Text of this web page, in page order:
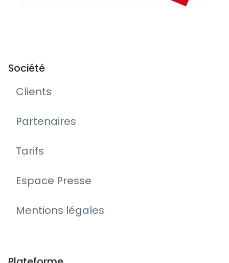
Société
Clients
Partenaires
Tarifs
Espace Presse
Mentions légales